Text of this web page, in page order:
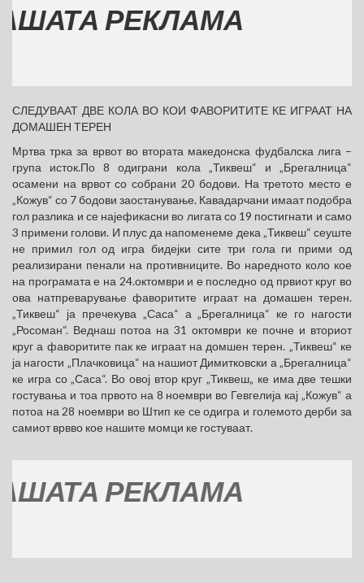
РЕКЛАМА
СЛЕДУВААТ ДВЕ КОЛА ВО КОИ ФАВОРИТИТЕ КЕ ИГРААТ НА
ДОМАШЕН ТЕРЕН
Мртва трка за врвот во втората македонска фудбалска лига –
група исток.По 8 одиграни кола „Тиквеш“ и „Брегалница“
осамени на врвот со собрани 20 бодови. На третото место е
„Кожув“ со 7 бодови заостанување. Кавадарчани имаат подобра
гол разлика и се најефикасни во лигата со 19 постигнати и само
3 примени голови. И плус да напоменеме дека „Тиквеш“ сеуште
не примил гол од игра бидејки сите три гола ги прими од
реализирани пенали на противниците. Во наредното коло кое
на програмата е на 24.октомври и е последно од првиот круг во
ова натпреварување фаворитите играат на домашен терен.
„Тиквеш“ ја пречекува „Саса“ а „Брегалница“ ке го нагости
„Росоман“. Веднаш потоа на 31 октомври ке почне и вториот
круг а фаворитите пак ке играат на домшен терен. „Тиквеш“ ке
ја нагости „Плачковица“ на нашиот Димитковски а „Брегалница“
ке игра со „Саса“. Во овој втор круг „Тиквеш„ ке има две тешки
гостувања и тоа првото на 8 ноември во Гевгелија кај „Кожув“ а
потоа на 28 ноември во Штип ке се одигра и големото дерби за
самиот врвво кое нашите момци ке гостуваат.
РЕКЛАМА